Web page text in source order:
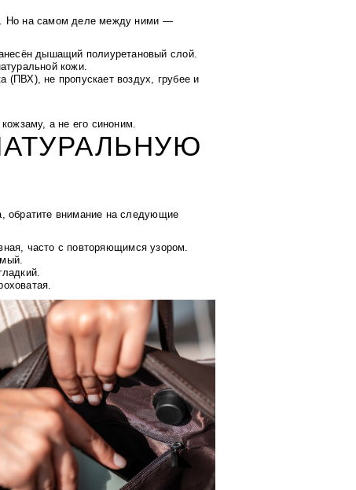
Но на самом деле между ними —
дышащий полиуретановый слой.
кожи.
(ПВХ), не пропускает воздух, грубее и
а не его синоним.
обратите внимание на следующие
часто с повторяющимся узором.